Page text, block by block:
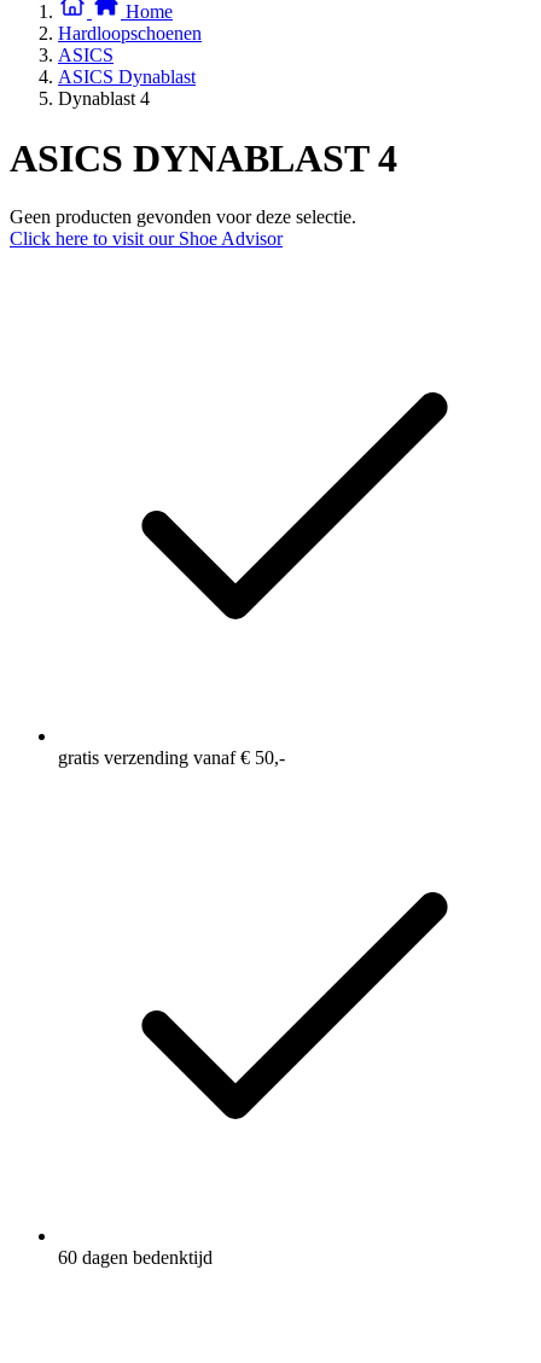
Home
Hardloopschoenen
ASICS
ASICS Dynablast
Dynablast 4
ASICS DYNABLAST 4
Geen producten gevonden voor deze selectie.
Click here to visit our Shoe Advisor
gratis verzending vanaf € 50,-
60 dagen bedenktijd